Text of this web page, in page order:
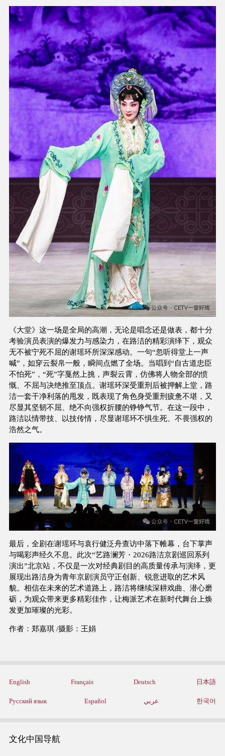
《大堂》这一场是全局的高潮，无论是唱念还是做表，都十分
考验演员表演的爆发力与感染力，在路洁的精彩演绎下，观众
无不被宁死不屈的谢瑶环所深深感动。一句“忽听得堂上一声
喊”，如穿云裂帛一般，瞬间点燃了全场。当唱到“自古道忠臣
不怕死”，“死”字戛然上挑，声裂云霄，仿佛将人物全部的愤
慨、不屈与决绝推至顶点。谢瑶环深受重刑后被押解上堂，路
洁一套干净利落的甩发，既表现了角色身受重刑疲惫不堪，又
尽显其坚韧不屈、绝不向强权折腰的铮铮气节。在这一段中，
路洁以情带技、以技传情，尽显谢瑶环不惧生死、不畏强权的
浩然之气。
最后，全剧在谢瑶环与袁行健泛舟查访中落下帷幕，台下掌声
与喝彩声经久不息。此次“艺路澜芳・2026路洁京剧巡回系列
演出”北京站，不仅是一次对经典剧目的高质量传承与演绎，更
展现出路洁身为青年京剧演员守正创新、锐意进取的艺术风
貌。相信在未来的艺术道路上，路洁将继续深耕戏曲、潜心磨
砺，为观众带来更多精彩佳作，让梅派艺术在新时代舞台上焕
发更加璀璨的光彩。
作者：郑嘉琪 /摄影：王娟
English Français Deutsch 日本語
Русский язык Español عربي 한국어
文化中国导航